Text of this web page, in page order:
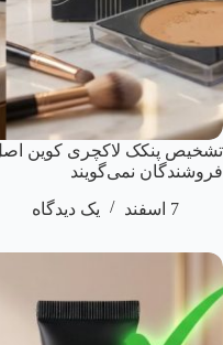
فروشندگان نمی‌گویند
7 اسفند
یک دیدگاه